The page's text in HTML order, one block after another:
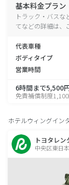
基本料金プラン
トラック・バス
てなどの詳細は、
代表車種
ボディタイプ
営業時間
6時間まで5,500
免責補償制度
ホテルウィングイン
トヨタレ
中央区東日